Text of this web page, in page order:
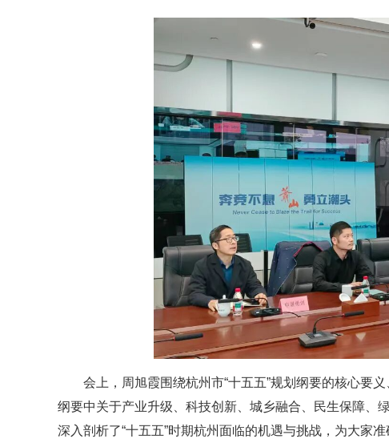
会上，周旭霞围绕杭州市“十五五”规划纲要的核心要
纲要中关于产业升级、科技创新、城乡融合、民生保障、
深入剖析了“十五五”时期杭州面临的机遇与挑战，为大家